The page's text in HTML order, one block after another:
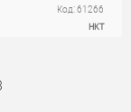
Код: 61266
HKT